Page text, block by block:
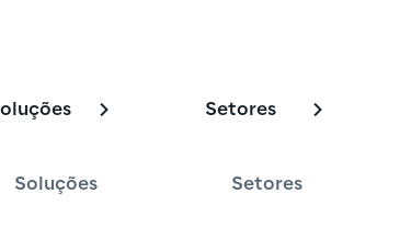
Soluções
Setores
Setores